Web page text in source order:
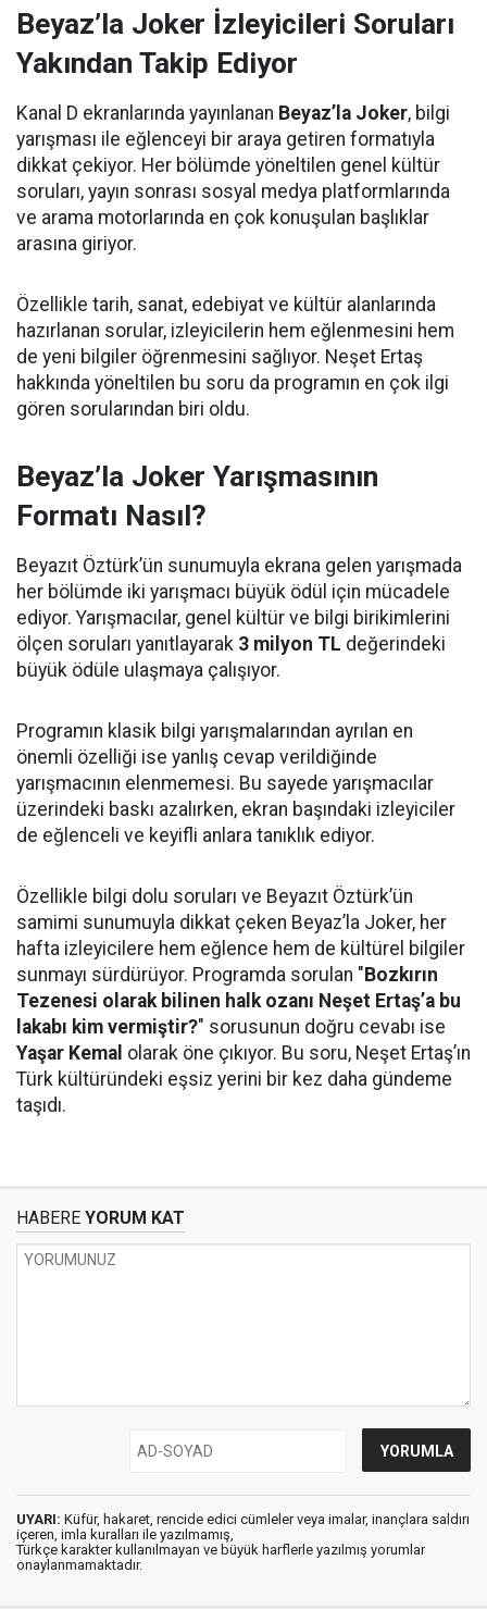
Beyaz’la Joker İzleyicileri Soruları
Yakından Takip Ediyor
Kanal D ekranlarında yayınlanan Beyaz’la Joker, bilgi
yarışması ile eğlenceyi bir araya getiren formatıyla
dikkat çekiyor. Her bölümde yöneltilen genel kültür
soruları, yayın sonrası sosyal medya platformlarında
ve arama motorlarında en çok konuşulan başlıklar
arasına giriyor.
Özellikle tarih, sanat, edebiyat ve kültür alanlarında
hazırlanan sorular, izleyicilerin hem eğlenmesini hem
de yeni bilgiler öğrenmesini sağlıyor. Neşet Ertaş
hakkında yöneltilen bu soru da programın en çok ilgi
gören sorularından biri oldu.
Beyaz’la Joker Yarışmasının
Formatı Nasıl?
Beyazıt Öztürk’ün sunumuyla ekrana gelen yarışmada
her bölümde iki yarışmacı büyük ödül için mücadele
ediyor. Yarışmacılar, genel kültür ve bilgi birikimlerini
ölçen soruları yanıtlayarak 3 milyon TL değerindeki
büyük ödüle ulaşmaya çalışıyor.
Programın klasik bilgi yarışmalarından ayrılan en
önemli özelliği ise yanlış cevap verildiğinde
yarışmacının elenmemesi. Bu sayede yarışmacılar
üzerindeki baskı azalırken, ekran başındaki izleyiciler
de eğlenceli ve keyifli anlara tanıklık ediyor.
Özellikle bilgi dolu soruları ve Beyazıt Öztürk’ün
samimi sunumuyla dikkat çeken Beyaz’la Joker, her
hafta izleyicilere hem eğlence hem de kültürel bilgiler
sunmayı sürdürüyor. Programda sorulan " Bozkırın
Tezenesi olarak bilinen halk ozanı Neşet Ertaş’a bu
lakabı kim vermiştir?" sorusunun doğru cevabı ise
Yaşar Kemal olarak öne çıkıyor. Bu soru, Neşet Ertaş’ın
Türk kültüründeki eşsiz yerini bir kez daha gündeme
taşıdı.
HABERE YORUM KAT
UYARI: Küfür, hakaret, rencide edici cümleler veya imalar, inançlara saldırı
içeren, imla kuralları ile yazılmamış,
Türkçe karakter kullanılmayan ve büyük harflerle yazılmış yorumlar
onaylanmamaktadır.